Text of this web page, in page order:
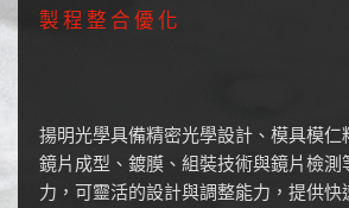
製程整合優化
揚明光學具備精密光學設計、模具模仁
鏡片成型、鍍膜、組裝技術與鏡片檢測
力，可靈活的設計與調整能力，提供快